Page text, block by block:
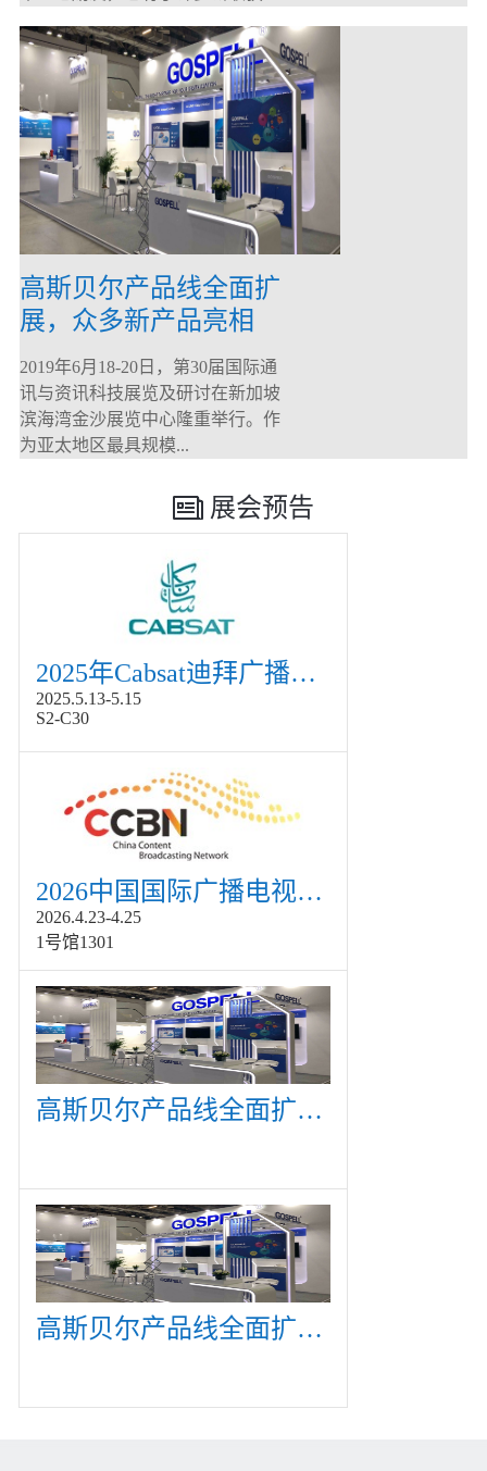
高斯贝尔产品线全面扩
展，众多新产品亮相
CommunicAsia 2019
2019年6月18-20日，第30届国际通
讯与资讯科技展览及研讨在新加坡
滨海湾金沙展览中心隆重举行。作
为亚太地区最具规模...
展会预告
2025年Cabsat迪拜广播电视展
2025.5.13-5.15
S2-C30
2026中国国际广播电视信息网络展览会展
2026.4.23-4.25
1号馆1301
高斯贝尔产品线全面扩展，众多新产品亮相CommunicAsia 2019
高斯贝尔产品线全面扩展，众多新产品亮相CommunicAsia 2019